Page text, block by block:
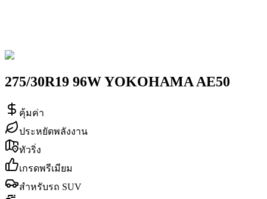
275/30R19 96W YOKOHAMA AE50
คุ้มค่า
ประหยัดพลังงาน
ทัวริ่ง
เกรดพรีเมียม
สำหรับรถ SUV